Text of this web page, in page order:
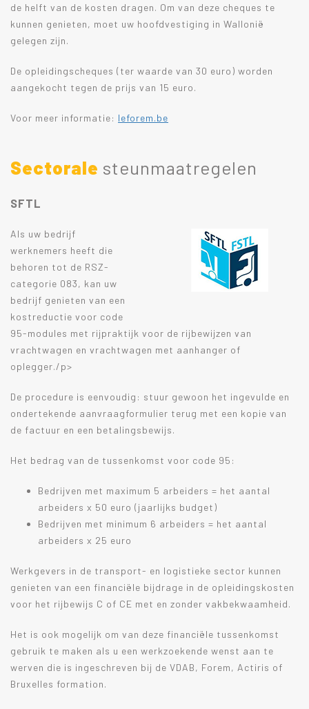
de helft van de kosten dragen. Om van deze cheques te
kunnen genieten, moet uw hoofdvestiging in Wallonië
gelegen zijn.
De opleidingscheques (ter waarde van 30 euro) worden
aangekocht tegen de prijs van 15 euro.
Voor meer informatie: leforem.be
Sectorale steunmaatregelen
SFTL
Als uw bedrijf
werknemers heeft die
behoren tot de RSZ-
categorie 083, kan uw
bedrijf genieten van een
kostreductie voor code
95-modules met rijpraktijk voor de rijbewijzen van
vrachtwagen en vrachtwagen met aanhanger of
oplegger./p>
De procedure is eenvoudig: stuur gewoon het ingevulde en
ondertekende aanvraagformulier terug met een kopie van
de factuur en een betalingsbewijs.
Het bedrag van de tussenkomst voor code 95:
Bedrijven met maximum 5 arbeiders = het aantal
arbeiders x 50 euro (jaarlijks budget)
Bedrijven met minimum 6 arbeiders = het aantal
arbeiders x 25 euro
Werkgevers in de transport- en logistieke sector kunnen
genieten van een financiële bijdrage in de opleidingskosten
voor het rijbewijs C of CE met en zonder vakbekwaamheid.
Het is ook mogelijk om van deze financiële tussenkomst
gebruik te maken als u een werkzoekende wenst aan te
werven die is ingeschreven bij de VDAB, Forem, Actiris of
Bruxelles formation.